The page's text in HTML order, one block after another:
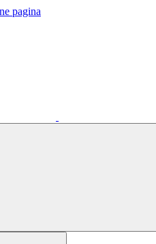
pagina